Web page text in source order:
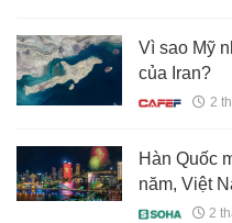
Vì sao Mỹ
của Iran?
2
Hàn Quốc
năm, Việt
điều
2